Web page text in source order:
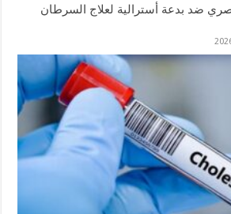
ضد بدعة أسترالية لعلاج السرطان